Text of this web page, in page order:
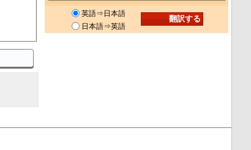
英語⇒日本語
日本語⇒英語